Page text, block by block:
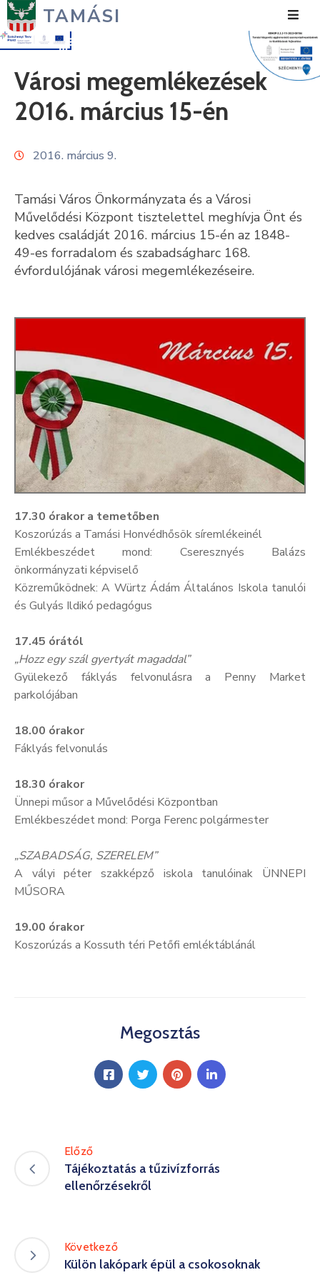
TAMÁSI
Polgármesteri
Közérdekű
Turizmus
Fejlesztések
Keresés
Városi megemlékezések
2016. március 15-én
2016. március 9.
Tamási Város Önkormányzata és a Városi
Művelődési Központ tisztelettel meghívja Önt és
kedves családját 2016. március 15-én az 1848-
49-es forradalom és szabadságharc 168.
évfordulójának városi megemlékezéseire.
17.30 órakor a temetőben
Koszorúzás a Tamási Honvédhősök síremlékeinél
Emlékbeszédet mond: Cseresznyés Balázs
önkormányzati képviselő
Közreműködnek: A Würtz Ádám Általános Iskola tanulói
és Gulyás Ildikó pedagógus
17.45 órától
„Hozz egy szál gyertyát magaddal”
Gyülekező fáklyás felvonulásra a Penny Market
parkolójában
18.00 órakor
Fáklyás felvonulás
18.30 órakor
Ünnepi műsor a Művelődési Központban
Emlékbeszédet mond: Porga Ferenc polgármester
„SZABADSÁG, SZERELEM”
A vályi péter szakképző iskola tanulóinak ÜNNEPI
MŰSORA
19.00 órakor
Koszorúzás a Kossuth téri Petőfi emléktáblánál
Megosztás
Előző
Tájékoztatás a tűzivízforrás
ellenőrzésekről
Következő
Külön lakópark épül a csokosoknak